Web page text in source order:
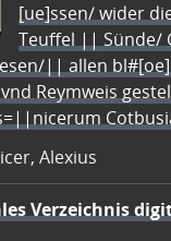
[ue]ssen/ wider
Teuffel || Sünde/
|| allen
Reymweis
Alexius
Verzeichnis